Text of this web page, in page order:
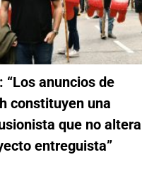
“Los anuncios de
constituyen una
que no altera
entreguista”